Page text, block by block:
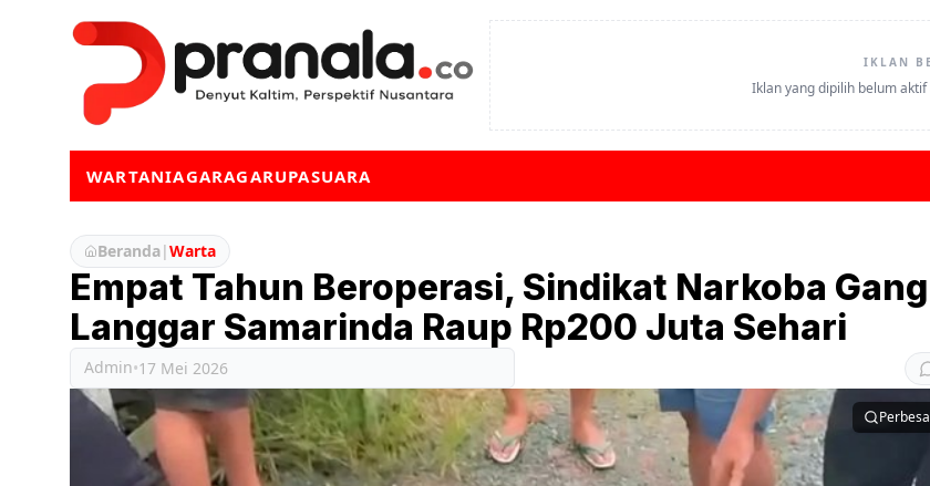
IKLAN
Iklan yang dipilih belum
WARTANIAGARAGARUPASUARA
Beranda|Warta
Empat Tahun Beroperasi, Sindikat Narkoba Gang
Langgar Samarinda Raup Rp200 Juta Sehari
Admin•17 Mei 2026